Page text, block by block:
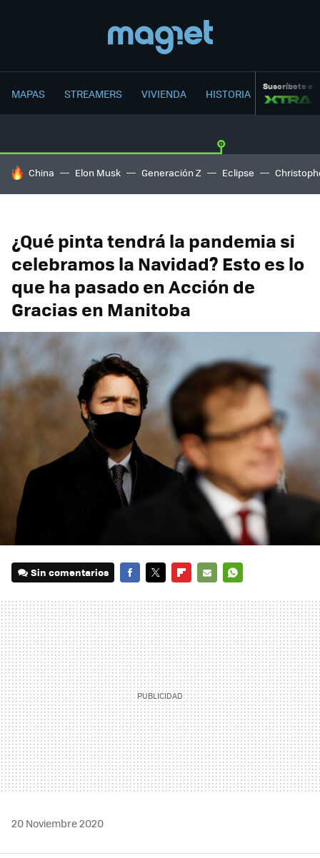
MAPAS STREAMERS VIVIENDA HISTORIA Suscríbete a
HOY SE HABLA DE
China Elon Musk Generación Z Eclipse
¿Qué pinta tendrá la pandemia si
celebramos la Navidad? Esto es lo
que ha pasado en Acción de
Gracias en Manitoba
Sin comentarios
MAIL
20 Noviembre 2020